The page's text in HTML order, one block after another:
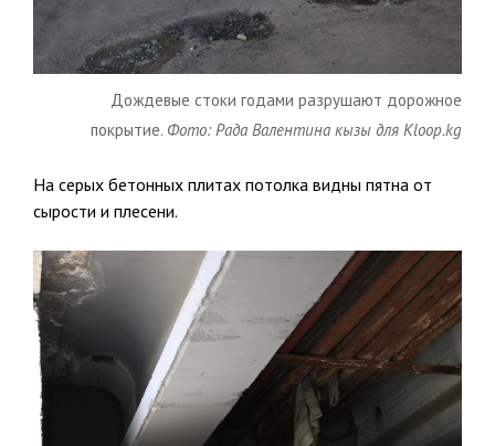
Дождевые стоки годами разрушают дорожное
покрытие. Фото: Рада Валентина кызы для Kloop.kg
На серых бетонных плитах потолка видны пятна от
сырости и плесени.